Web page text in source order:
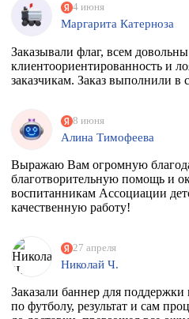
4 июня
Маргарита Катерноза
Заказывали флаг, всем
клиентоориентированность и
заказчикам. Заказ выполнили в
8 июня
Алина Тимофеева
Выражаю Вам огромную
благотворительную помощь и
воспитанникам Ассоциации
качественную работу!
27 апреля
Николай Ч.
Заказали баннер для
по футболу, результат и сам